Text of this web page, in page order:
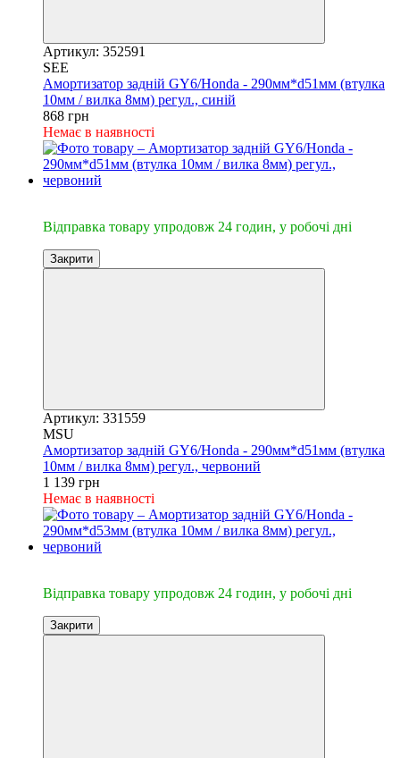
Артикул: 352591
SEE
Амортизатор задній GY6/Honda - 290мм*d51мм (втулка
10мм / вилка 8мм) регул., синій
868 грн
Немає в наявності
Відправка товару упродовж 24 годин, у робочі дні
Закрити
Артикул: 331559
MSU
Амортизатор задній GY6/Honda - 290мм*d51мм (втулка
10мм / вилка 8мм) регул., червоний
1 139 грн
Немає в наявності
Відправка товару упродовж 24 годин, у робочі дні
Закрити